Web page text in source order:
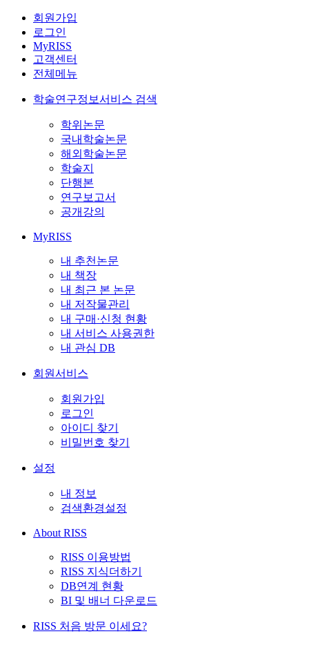
회원가입
로그인
MyRISS
고객센터
전체메뉴
학술연구정보서비스 검색
학위논문
국내학술논문
해외학술논문
학술지
단행본
연구보고서
공개강의
MyRISS
내 추천논문
내 책장
내 최근 본 논문
내 저작물관리
내 구매·신청 현황
내 서비스 사용권한
내 관심 DB
회원서비스
회원가입
로그인
아이디 찾기
비밀번호 찾기
설정
내 정보
검색환경설정
About RISS
RISS 이용방법
RISS 지식더하기
DB연계 현황
BI 및 배너 다운로드
RISS 처음 방문 이세요?